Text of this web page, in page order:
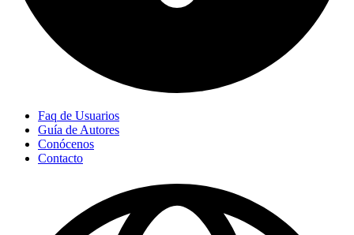
Faq de Usuarios
Guía de Autores
Conócenos
Contacto